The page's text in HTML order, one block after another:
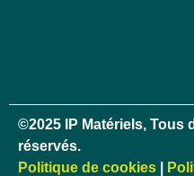
©2025 IP Matériels, Tous
réservés.
Politique de cookies